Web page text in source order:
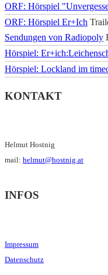
ORF: Hörspiel
ORF: Hörspiel Er+Ich
Sendungen von Radiopoly
Hörspiel:
Hörspiel: Lockland im
KONTAKT
Helmut Hostnig
mail: helmut@hostnig.at
INFOS
Impressum
Datenschutz